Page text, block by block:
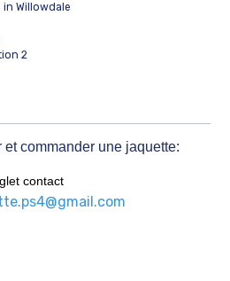
Willowdale
2
commander une jaquette:
contact